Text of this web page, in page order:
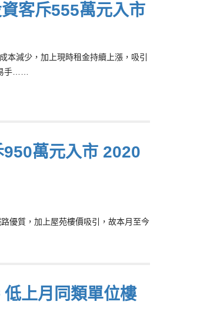
客斥555萬元入市
減少，加上現時租金持續上漲，吸引
手……
萬元入市 2020
優質，加上屋苑樓價吸引，故本月至今
上月同類單位樓